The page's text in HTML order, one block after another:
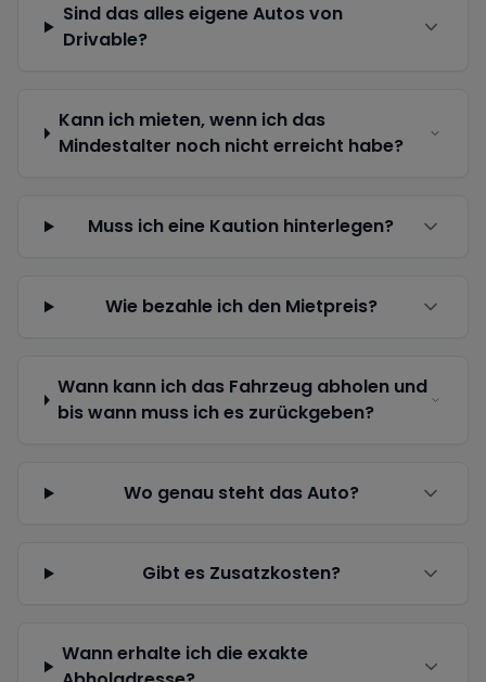
Sind das alles eigene Autos von
Drivable?
Kann ich mieten, wenn ich das
Mindestalter noch nicht erreicht habe?
Muss ich eine Kaution hinterlegen?
Wie bezahle ich den Mietpreis?
Wann kann ich das Fahrzeug abholen und
bis wann muss ich es zurückgeben?
Wo genau steht das Auto?
Gibt es Zusatzkosten?
Wann erhalte ich die exakte